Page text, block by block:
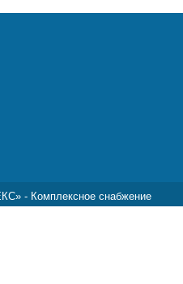
- Комплексное снабжение